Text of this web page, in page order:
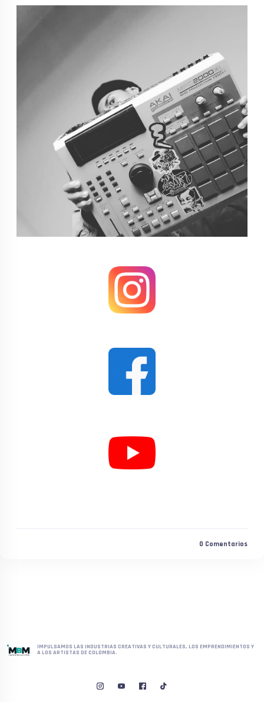
0 Comentarios
IMPULSAMOS LAS INDUSTRIAS CREATIVAS Y CULTURALES, LOS EMPRENDIMIENTOS Y
A LOS ARTISTAS DE COLOMBIA.